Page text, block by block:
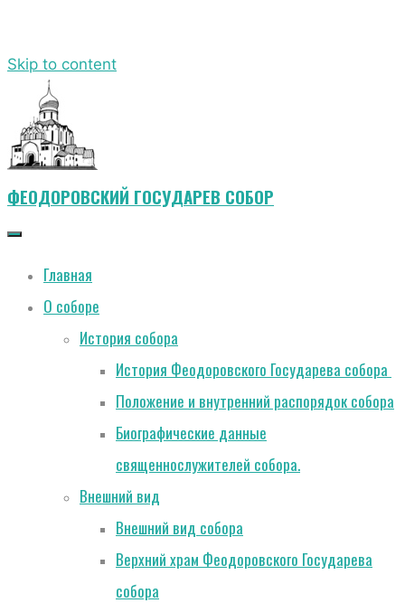
Skip to content
ФЕОДОРОВСКИЙ ГОСУДАРЕВ СОБОР
Главная
О соборе
История собора
История Феодоровского Государева собора
Положение и внутренний распорядок собора
Биографические данные
священнослужителей собора.
Внешний вид
Внешний вид собора
Верхний храм Феодоровского Государева
собора